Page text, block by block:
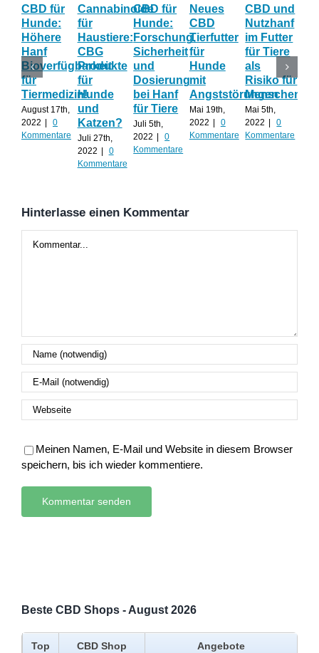
CBD für
Hunde:
Höhere
Hanf
Bioverfügbarkeit
für
Tiermedizin!
August 17th,
2022
0
Kommentare
Cannabinoide
für
Haustiere:
CBG
Produkte
für
Hunde
und
Katzen?
Juli 27th,
2022
0
Kommentare
CBD für
Hunde:
Forschung,
Sicherheit
und
Dosierung
bei Hanf
für Tiere
Juli 5th,
2022
0
Kommentare
Neues
CBD
Tierfutter
für
Hunde
mit
Angststörungen
Mai 19th,
2022
0
Kommentare
CBD und
Nutzhanf
im Futter
für Tiere
als
Risiko für
Menschen?
Mai 5th,
2022
0
Kommentare
Hinterlasse einen Kommentar
Meinen Namen, E-Mail und Website in diesem Browser
speichern, bis ich wieder kommentiere.
Beste CBD Shops - August 2026
Top CBD Shop Angebote